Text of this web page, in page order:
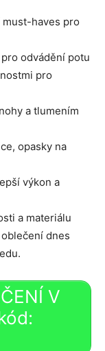
haves pro
odvádění potu
pro
a tlumením
opasky na
výkon a
a materiálu
dnes
V